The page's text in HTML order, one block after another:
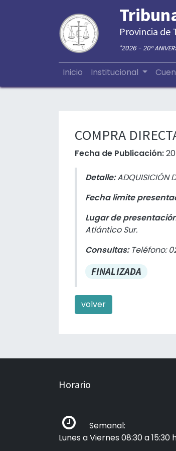
Provincia de
"2026 - 20°
Inicio Institucional
COMPRA
Fecha de Publicación:
Detalle:ADQUISICIÓN
Fecha limite
Lugar de
Atlántico Sur.
Consultas: Teléfono:
FINALIZADA
volver
Horario
Semanal:
Lunes a Viernes 08:30 a 15:30